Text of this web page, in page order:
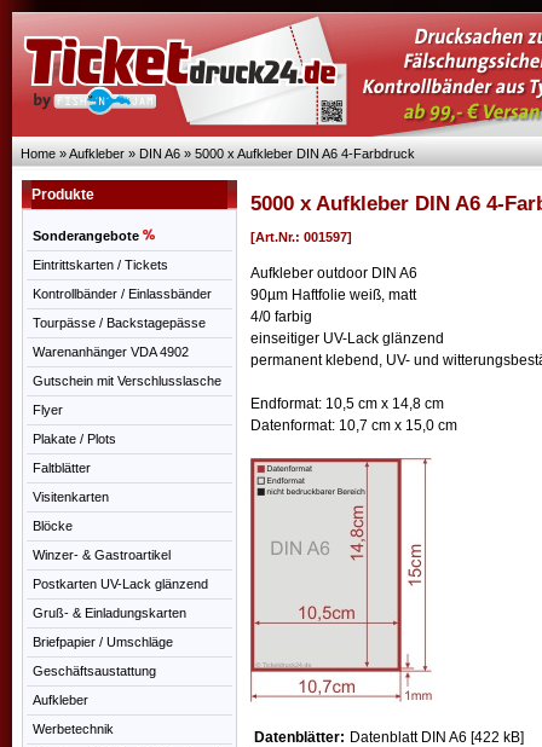
Home »Aufkleber » DIN A6 » 5000 x Aufkleber DIN A6 4-Farbdruck
Produkte
Sonderangebote
Eintrittskarten / Tickets
Kontrollbänder / Einlassbänder
Tourpässe / Backstagepässe
Warenanhänger VDA 4902
Gutschein mit Verschlusslasche
Flyer
Plakate / Plots
Faltblätter
Visitenkarten
Blöcke
Winzer- & Gastroartikel
Postkarten UV-Lack glänzend
Gruß- & Einladungskarten
Briefpapier / Umschläge
Geschäftsaustattung
Aufkleber
Werbetechnik
5000 x Aufkleber DIN A6 4-
[Art.Nr.: 001597]
Aufkleber outdoor DIN A6
90µm Haftfolie weiß, matt
4/0 farbig
einseitiger UV-Lack glänzend
permanent klebend, UV- und
Endformat: 10,5 cm x 14,8 cm
Datenformat: 10,7 cm x 15,0 cm
Datenblätter: Datenblatt DIN A6 [422 kB]